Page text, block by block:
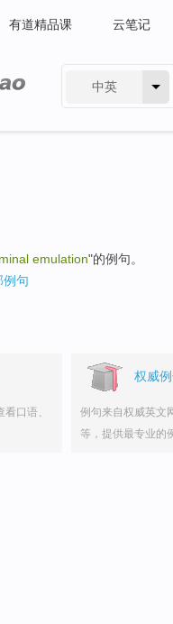
有道精品课 云笔记
中英
emulation"的例句。
例句
口语、
权威
例句来自权威英文
等，提供最专业的